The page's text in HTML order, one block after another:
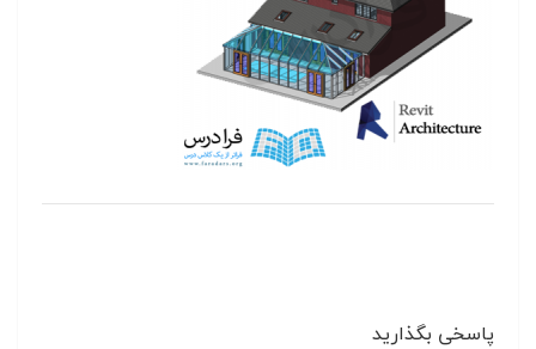
پاسخی بگذارید